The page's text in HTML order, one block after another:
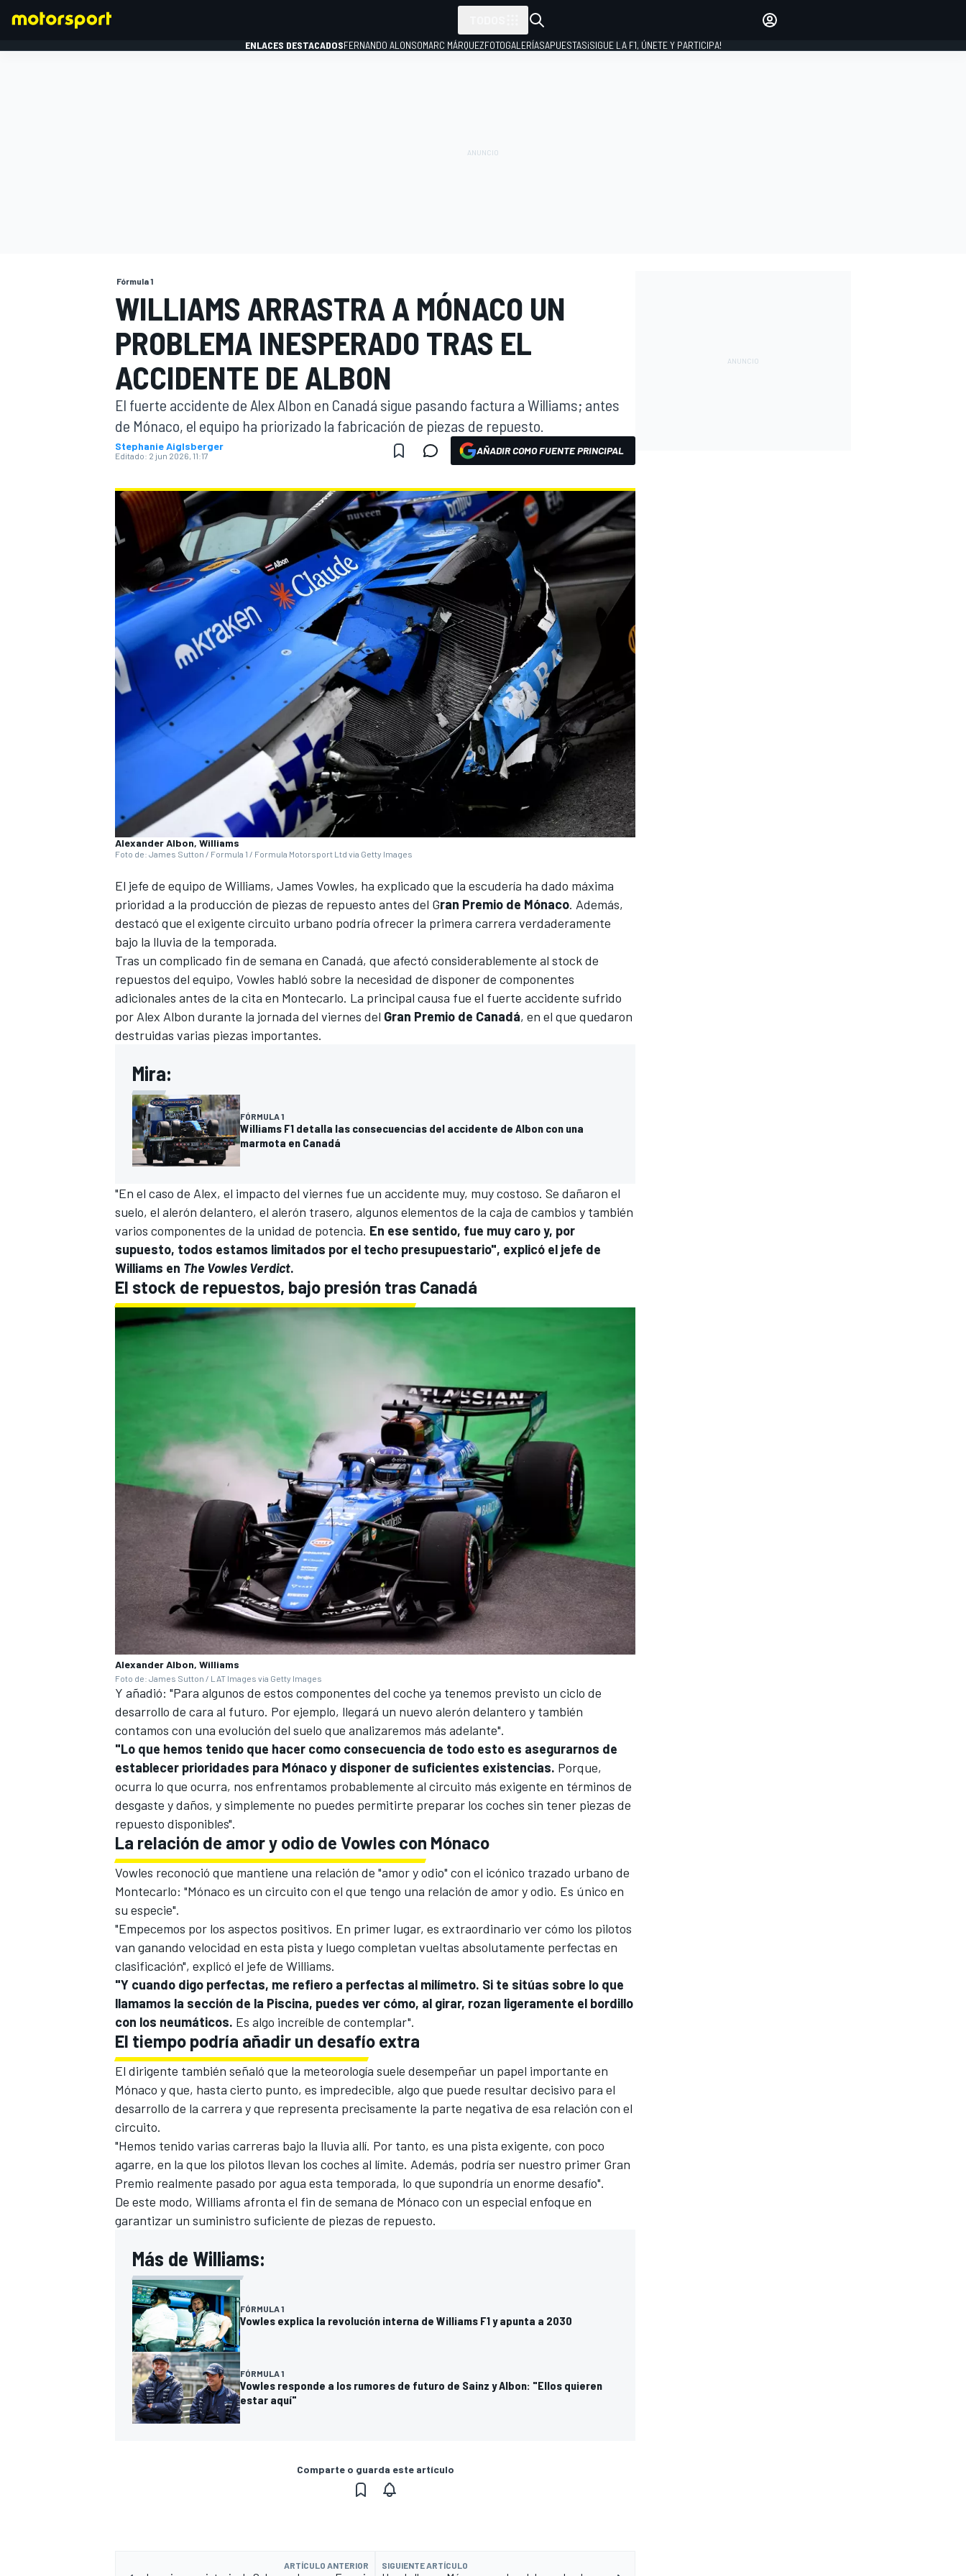
FÓRMULA E
MÁS CATEGORÍAS
ENLACES DESTACADOSFERNANDO ALONSOMARC MÁRQUEZFOTOGALERÍASAPUESTAS¡SIGUE LA F1, ÚNETE Y PARTICIPA!
Fórmula 1
WILLIAMS ARRASTRA A MÓNACO UN
PROBLEMA INESPERADO TRAS EL
ACCIDENTE DE ALBON
El fuerte accidente de Alex Albon en Canadá sigue pasando factura a Williams; antes
de Mónaco, el equipo ha priorizado la fabricación de piezas de repuesto.
Stephanie Aiglsberger
Editado: 2 jun 2026, 11:17 AÑADIR COMO FUENTE PRINCIPAL
Alexander Albon, Williams
Foto de: James Sutton / Formula 1 / Formula Motorsport Ltd via Getty Images
El jefe de equipo de Williams, James Vowles, ha explicado que la escudería ha dado máxima
prioridad a la producción de piezas de repuesto antes del Gran Premio de Mónaco. Además,
destacó que el exigente circuito urbano podría ofrecer la primera carrera verdaderamente
bajo la lluvia de la temporada.
Tras un complicado fin de semana en Canadá, que afectó considerablemente al stock de
repuestos del equipo, Vowles habló sobre la necesidad de disponer de componentes
adicionales antes de la cita en Montecarlo. La principal causa fue el fuerte accidente sufrido
por Alex Albon durante la jornada del viernes del Gran Premio de Canadá, en el que quedaron
destruidas varias piezas importantes.
Mira:
FÓRMULA 1
Williams F1 detalla las consecuencias del accidente de Albon con una
marmota en Canadá
"En el caso de Alex, el impacto del viernes fue un accidente muy, muy costoso. Se dañaron el
suelo, el alerón delantero, el alerón trasero, algunos elementos de la caja de cambios y también
varios componentes de la unidad de potencia. En ese sentido, fue muy caro y, por
supuesto, todos estamos limitados por el techo presupuestario", explicó el jefe de
Williams en The Vowles Verdict.
El stock de repuestos, bajo presión tras Canadá
Alexander Albon, Williams
Foto de: James Sutton / LAT Images via Getty Images
Y añadió: "Para algunos de estos componentes del coche ya tenemos previsto un ciclo de
desarrollo de cara al futuro. Por ejemplo, llegará un nuevo alerón delantero y también
contamos con una evolución del suelo que analizaremos más adelante".
"Lo que hemos tenido que hacer como consecuencia de todo esto es asegurarnos de
establecer prioridades para Mónaco y disponer de suficientes existencias. Porque,
ocurra lo que ocurra, nos enfrentamos probablemente al circuito más exigente en términos de
desgaste y daños, y simplemente no puedes permitirte preparar los coches sin tener piezas de
repuesto disponibles".
La relación de amor y odio de Vowles con Mónaco
Vowles reconoció que mantiene una relación de "amor y odio" con el icónico trazado urbano de
Montecarlo: "Mónaco es un circuito con el que tengo una relación de amor y odio. Es único en
su especie".
"Empecemos por los aspectos positivos. En primer lugar, es extraordinario ver cómo los pilotos
van ganando velocidad en esta pista y luego completan vueltas absolutamente perfectas en
clasificación", explicó el jefe de Williams.
"Y cuando digo perfectas, me refiero a perfectas al milímetro. Si te sitúas sobre lo que
llamamos la sección de la Piscina, puedes ver cómo, al girar, rozan ligeramente el bordillo
con los neumáticos. Es algo increíble de contemplar".
El tiempo podría añadir un desafío extra
El dirigente también señaló que la meteorología suele desempeñar un papel importante en
Mónaco y que, hasta cierto punto, es impredecible, algo que puede resultar decisivo para el
desarrollo de la carrera y que representa precisamente la parte negativa de esa relación con el
circuito.
"Hemos tenido varias carreras bajo la lluvia allí. Por tanto, es una pista exigente, con poco
agarre, en la que los pilotos llevan los coches al límite. Además, podría ser nuestro primer Gran
Premio realmente pasado por agua esta temporada, lo que supondría un enorme desafío".
De este modo, Williams afronta el fin de semana de Mónaco con un especial enfoque en
garantizar un suministro suficiente de piezas de repuesto.
Más de Williams:
FÓRMULA 1
Vowles explica la revolución interna de Williams F1 y apunta a 2030
FÓRMULA 1
Vowles responde a los rumores de futuro de Sainz y Albon: "Ellos quieren
estar aquí"
Comparte o guarda este artículo
ARTÍCULO ANTERIOR SIGUIENTE ARTÍCULO